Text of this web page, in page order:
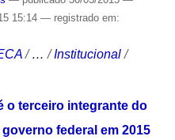
15:14 — registrado em:
/…/Institucional /
o terceiro integrante do
federal em 2015